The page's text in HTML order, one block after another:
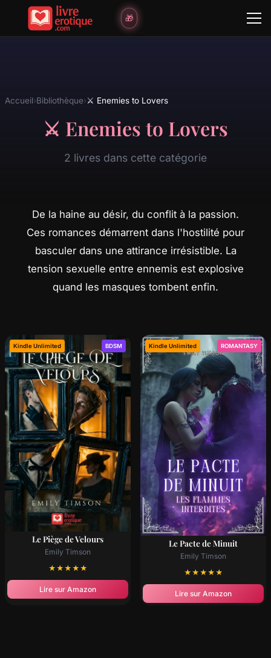
🎁
Accueil›Bibliothèque›⚔️ Enemies to Lovers
⚔️ Enemies to Lovers
2 livres dans cette catégorie
De la haine au désir, du conflit à la passion.
Ces romances démarrent dans l'hostilité pour
basculer dans une attirance irrésistible. La
tension sexuelle entre ennemis est explosive
quand les masques tombent enfin.
Kindle Unlimited BDSM
Le Piège de Velours
Emily Timson
★ ★ ★ ★ ★
Lire sur Amazon
Kindle Unlimited ROMANTASY
Le Pacte de Minuit
Emily Timson
★ ★ ★ ★ ★
Lire sur Amazon